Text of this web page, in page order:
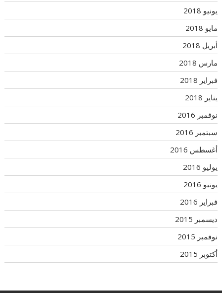
يونيو 2018
مايو 2018
أبريل 2018
مارس 2018
فبراير 2018
يناير 2018
نوفمبر 2016
سبتمبر 2016
أغسطس 2016
يوليو 2016
يونيو 2016
فبراير 2016
ديسمبر 2015
نوفمبر 2015
أكتوبر 2015